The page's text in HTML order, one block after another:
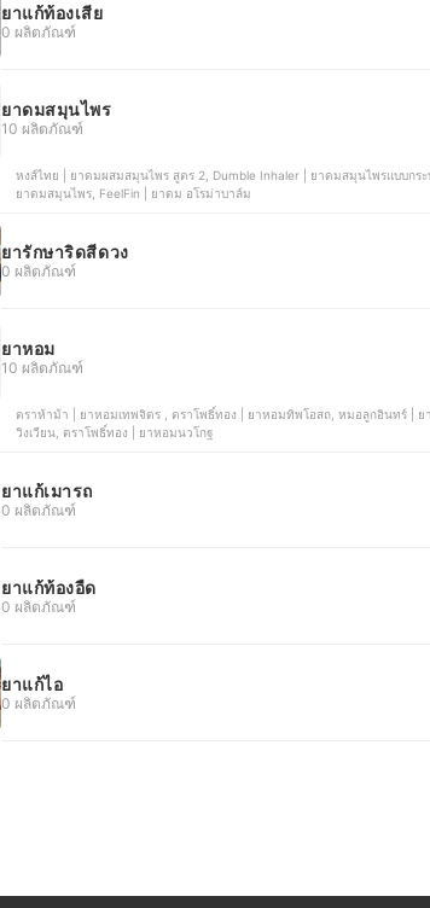
ยาแก้ท้องเสีย
0 ผลิตภัณฑ์
ยาดมสมุนไพร
10 ผลิตภัณฑ์
หงส์ไทย | ยาดมผสมสมุนไพร สูตร 2, Dumble Inhaler | ยาดมสมุนไพรแบบกระปุก , Siangpure Inhaler | ยาดมเซียงเพียว สูตร 2, หนุมาน |
ยาดมสมุนไพร, FeelFin | ยาดม อโรม่าบาล์ม
ยารักษาริดสีดวง
0 ผลิตภัณฑ์
ยาหอม
10 ผลิตภัณฑ์
ตราห้าม้า | ยาหอมเทพจิตร , ตราโพธิ์ทอง | ยาหอมทิพโอสถ, หมอลูกอินทร์ | ยาหอมชนิดเม็ด, ตราเด็กในพานทอง | ยาหอม สูตร 1 แก้ลม
วิงเวียน, ตราโพธิ์ทอง | ยาหอมนวโกฐ
ยาแก้เมารถ
0 ผลิตภัณฑ์
ยาแก้ท้องอืด
0 ผลิตภัณฑ์
ยาแก้ไอ
0 ผลิตภัณฑ์